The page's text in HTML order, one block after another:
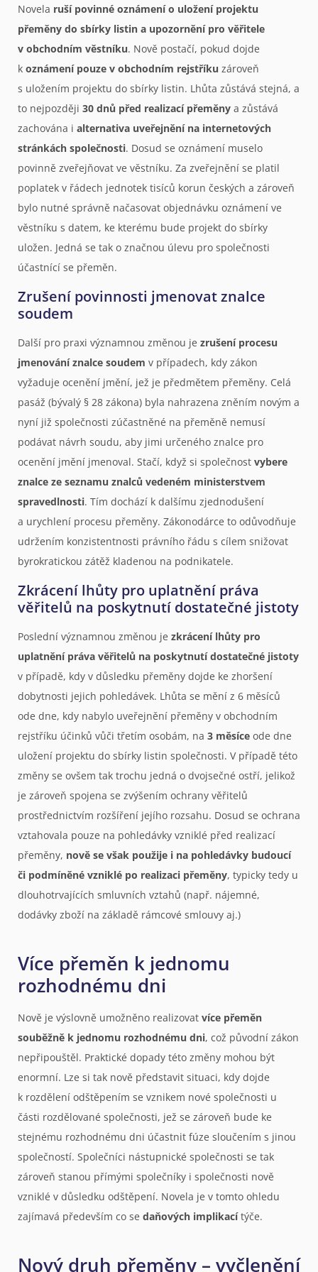
Novela ruší povinné oznámení o uložení projektu
přeměny do sbírky listin a upozornění pro věřitele
v obchodním věstníku. Nově postačí, pokud dojde
k oznámení pouze v obchodním rejstříku zároveň
s uložením projektu do sbírky listin. Lhůta zůstává stejná, a
to nejpozději 30 dnů před realizací přeměny a zůstává
zachována i alternativa uveřejnění na internetových
stránkách společnosti. Dosud se oznámení muselo
povinně zveřejňovat ve věstníku. Za zveřejnění se platil
poplatek v řádech jednotek tisíců korun českých a zároveň
bylo nutné správně načasovat objednávku oznámení ve
věstníku s datem, ke kterému bude projekt do sbírky
uložen. Jedná se tak o značnou úlevu pro společnosti
účastnící se přeměn.
Zrušení povinnosti jmenovat znalce
soudem
Další pro praxi významnou změnou je zrušení procesu
jmenování znalce soudem v případech, kdy zákon
vyžaduje ocenění jmění, jež je předmětem přeměny. Celá
pasáž (bývalý § 28 zákona) byla nahrazena zněním novým a
nyní již společnosti zúčastněné na přeměně nemusí
podávat návrh soudu, aby jimi určeného znalce pro
ocenění jmění jmenoval. Stačí, když si společnost vybere
znalce ze seznamu znalců vedeném ministerstvem
spravedlnosti. Tím dochází k dalšímu zjednodušení
a urychlení procesu přeměny. Zákonodárce to odůvodňuje
udržením konzistentnosti právního řádu s cílem snižovat
byrokratickou zátěž kladenou na podnikatele.
Zkrácení lhůty pro uplatnění práva
věřitelů na poskytnutí dostatečné jistoty
Poslední významnou změnou je zkrácení lhůty pro
uplatnění práva věřitelů na poskytnutí dostatečné jistoty
v případě, kdy v důsledku přeměny dojde ke zhoršení
dobytnosti jejich pohledávek. Lhůta se mění z 6 měsíců
ode dne, kdy nabylo uveřejnění přeměny v obchodním
rejstříku účinků vůči třetím osobám, na 3 měsíce ode dne
uložení projektu do sbírky listin společnosti. V případě této
změny se ovšem tak trochu jedná o dvojsečné ostří, jelikož
je zároveň spojena se zvýšením ochrany věřitelů
prostřednictvím rozšíření jejího rozsahu. Dosud se ochrana
vztahovala pouze na pohledávky vzniklé před realizací
přeměny, nově se však použije i na pohledávky budoucí
či podmíněné vzniklé po realizaci přeměny, typicky tedy u
dlouhotrvajících smluvních vztahů (např. nájemné,
dodávky zboží na základě rámcové smlouvy aj.)
Více přeměn k jednomu
rozhodnému dni
Nově je výslovně umožněno realizovat více přeměn
souběžně k jednomu rozhodnému dni, což původní zákon
nepřipouštěl. Praktické dopady této změny mohou být
enormní. Lze si tak nově představit situaci, kdy dojde
k rozdělení odštěpením se vznikem nové společnosti u
části rozdělované společnosti, jež se zároveň bude ke
stejnému rozhodnému dni účastnit fúze sloučením s jinou
společností. Společníci nástupnické společnosti se tak
zároveň stanou přímými společníky i společnosti nově
vzniklé v důsledku odštěpení. Novela je v tomto ohledu
zajímavá především co se daňových implikacítýče.
Nový druh přeměny – vyčlenění